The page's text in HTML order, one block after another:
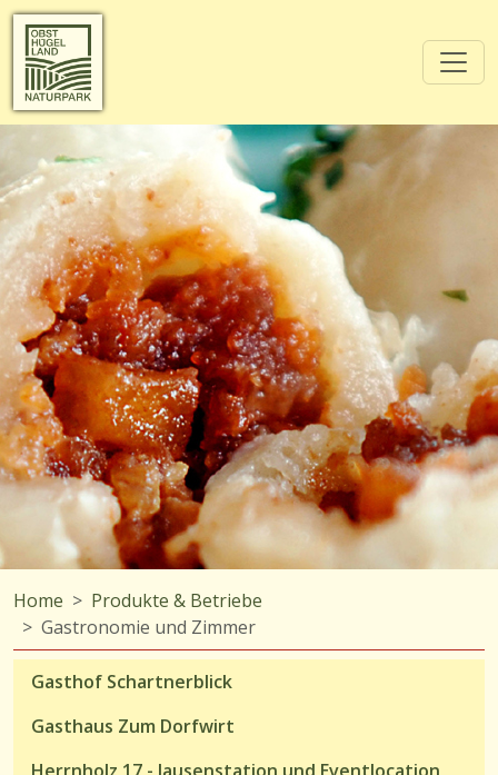
Home
Produkte & Betriebe
Gastronomie und Zimmer
Gasthof Schartnerblick
Gasthaus Zum Dorfwirt